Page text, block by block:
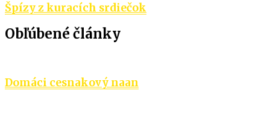
Špízy z kuracích srdiečok
Obľúbené články
Domáci cesnakový naan